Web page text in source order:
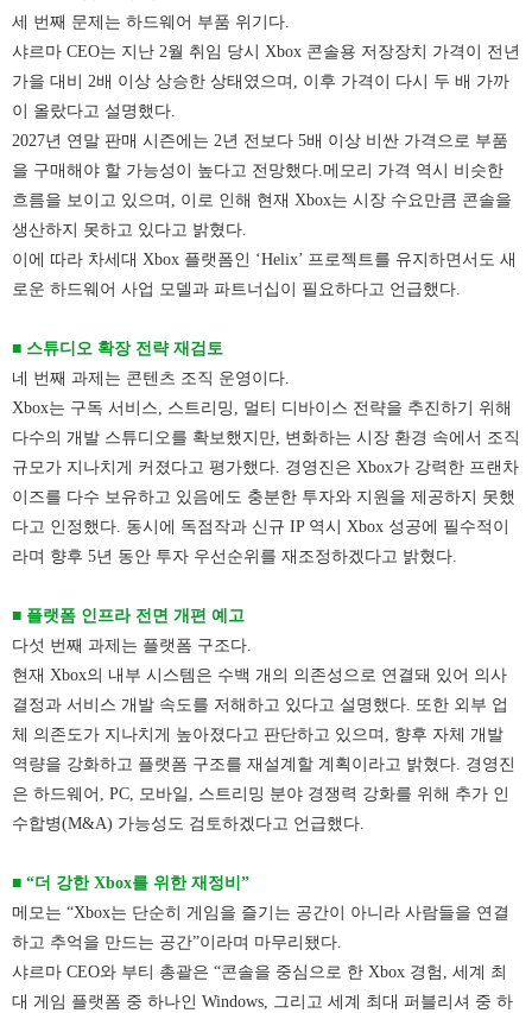
세 번째 문제는 하드웨어 부품 위기다.
샤르마 CEO는 지난 2월 취임 당시 Xbox 콘솔용 저장장치 가격이 전년
가을 대비 2배 이상 상승한 상태였으며, 이후 가격이 다시 두 배 가까
이 올랐다고 설명했다.
2027년 연말 판매 시즌에는 2년 전보다 5배 이상 비싼 가격으로 부품
을 구매해야 할 가능성이 높다고 전망했다.메모리 가격 역시 비슷한
흐름을 보이고 있으며, 이로 인해 현재 Xbox는 시장 수요만큼 콘솔을
생산하지 못하고 있다고 밝혔다.
이에 따라 차세대 Xbox 플랫폼인 ‘Helix’ 프로젝트를 유지하면서도 새
로운 하드웨어 사업 모델과 파트너십이 필요하다고 언급했다.
■ 스튜디오 확장 전략 재검토
네 번째 과제는 콘텐츠 조직 운영이다.
Xbox는 구독 서비스, 스트리밍, 멀티 디바이스 전략을 추진하기 위해
다수의 개발 스튜디오를 확보했지만, 변화하는 시장 환경 속에서 조직
규모가 지나치게 커졌다고 평가했다. 경영진은 Xbox가 강력한 프랜차
이즈를 다수 보유하고 있음에도 충분한 투자와 지원을 제공하지 못했
다고 인정했다. 동시에 독점작과 신규 IP 역시 Xbox 성공에 필수적이
라며 향후 5년 동안 투자 우선순위를 재조정하겠다고 밝혔다.
■ 플랫폼 인프라 전면 개편 예고
다섯 번째 과제는 플랫폼 구조다.
현재 Xbox의 내부 시스템은 수백 개의 의존성으로 연결돼 있어 의사
결정과 서비스 개발 속도를 저해하고 있다고 설명했다. 또한 외부 업
체 의존도가 지나치게 높아졌다고 판단하고 있으며, 향후 자체 개발
역량을 강화하고 플랫폼 구조를 재설계할 계획이라고 밝혔다. 경영진
은 하드웨어, PC, 모바일, 스트리밍 분야 경쟁력 강화를 위해 추가 인
수합병(M&A) 가능성도 검토하겠다고 언급했다.
■ “더 강한 Xbox를 위한 재정비”
메모는 “Xbox는 단순히 게임을 즐기는 공간이 아니라 사람들을 연결
하고 추억을 만드는 공간”이라며 마무리됐다.
샤르마 CEO와 부티 총괄은 “콘솔을 중심으로 한 Xbox 경험, 세계 최
대 게임 플랫폼 중 하나인 Windows, 그리고 세계 최대 퍼블리셔 중 하